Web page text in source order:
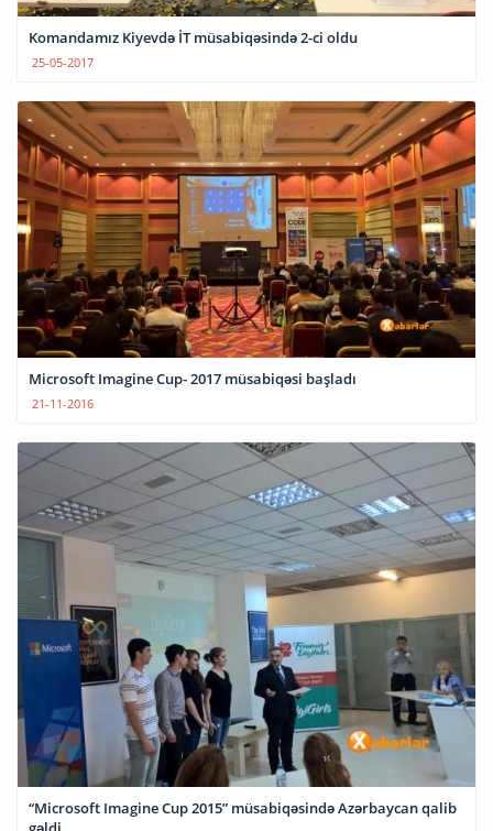
Komandamız Kiyevdə İT müsabiqəsində 2-ci oldu
25-05-2017
Microsoft Imagine Cup- 2017 müsabiqəsi başladı
21-11-2016
“Microsoft Imagine Cup 2015” müsabiqəsində Azərbaycan qalib